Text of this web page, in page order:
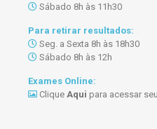
Sábado 8h às 11h30
Para retirar resultados:
Seg. a Sexta 8h às 18h30
Sábado 8h às 12h
Exames Online:
Clique Aqui para acessar